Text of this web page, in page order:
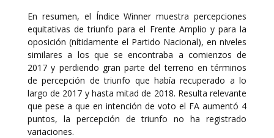
En resumen, el Índice Winner muestra percepciones
equitativas de triunfo para el Frente Amplio y para la
oposición (nítidamente el Partido Nacional), en niveles
similares a los que se encontraba a comienzos de
2017 y perdiendo gran parte del terreno en términos
de percepción de triunfo que había recuperado a lo
largo de 2017 y hasta mitad de 2018. Resulta relevante
que pese a que en intención de voto el FA aumentó 4
puntos, la percepción de triunfo no ha registrado
variaciones.